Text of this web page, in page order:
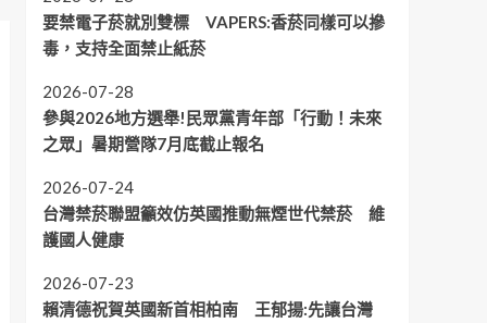
要禁電子菸就別雙標 VAPERS:香菸同樣可以摻
毒，支持全面禁止紙菸
2026-07-28
參與2026地方選舉!民眾黨青年部「行動！未來
之眾」暑期營隊7月底截止報名
2026-07-24
台灣禁菸聯盟籲效仿英國推動無煙世代禁菸 維
護國人健康
2026-07-23
賴清德祝賀英國新首相柏南 王郁揚:先讓台灣